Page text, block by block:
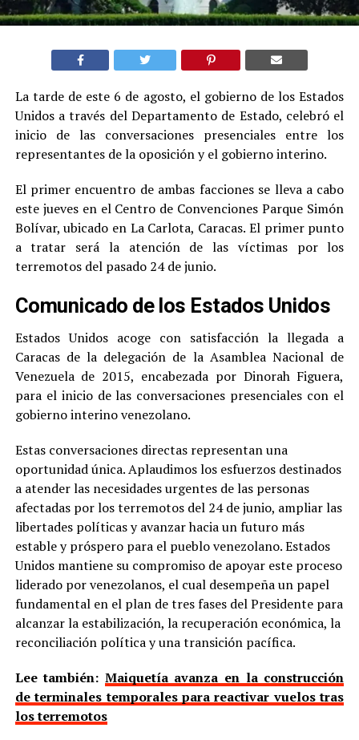
La tarde de este 6 de agosto, el gobierno de los Estados
Unidos a través del Departamento de Estado, celebró el
inicio de las conversaciones presenciales entre los
representantes de la oposición y el gobierno interino.
El primer encuentro de ambas facciones se lleva a cabo
este jueves en el Centro de Convenciones Parque Simón
Bolívar, ubicado en La Carlota, Caracas. El primer punto
a tratar será la atención de las víctimas por los
terremotos del pasado 24 de junio.
Comunicado de los Estados Unidos
Estados Unidos acoge con satisfacción la llegada a
Caracas de la delegación de la Asamblea Nacional de
Venezuela de 2015, encabezada por Dinorah Figuera,
para el inicio de las conversaciones presenciales con el
gobierno interino venezolano.
Estas conversaciones directas representan una
oportunidad única. Aplaudimos los esfuerzos destinados
a atender las necesidades urgentes de las personas
afectadas por los terremotos del 24 de junio, ampliar las
libertades políticas y avanzar hacia un futuro más
estable y próspero para el pueblo venezolano. Estados
Unidos mantiene su compromiso de apoyar este proceso
liderado por venezolanos, el cual desempeña un papel
fundamental en el plan de tres fases del Presidente para
alcanzar la estabilización, la recuperación económica, la
reconciliación política y una transición pacífica.
Lee también: Maiquetía avanza en la construcción
de terminales temporales para reactivar vuelos tras
los terremotos